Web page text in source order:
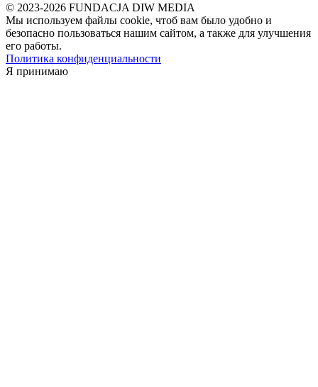
© 2023-2026 FUNDACJA DIW MEDIA
Мы используем файлы cookie, чтоб вам было удобно и
безопасно пользоваться нашим сайтом, а также для улучшения
его работы.
Политика конфиденциальности
Я принимаю